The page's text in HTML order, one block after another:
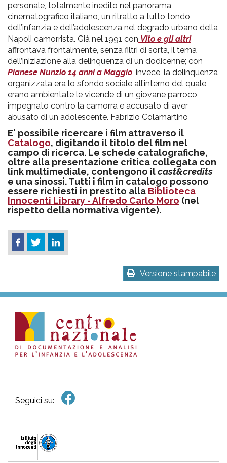
personale, totalmente inedito nel panorama
cinematografico italiano, un ritratto a tutto tondo
dell’infanzia e dell’adolescenza nel degrado urbano della
Napoli camorrista. Già nel 1991 con Vito e gli altri
affrontava frontalmente, senza filtri di sorta, il tema
dell’iniziazione alla delinquenza di un dodicenne; con
Pianese Nunzio 14 anni a Maggio, invece, la delinquenza
organizzata era lo sfondo sociale all’interno del quale
erano ambientate le vicende di un giovane parroco
impegnato contro la camorra e accusato di aver
abusato di un adolescente. Fabrizio Colamartino
E' possibile ricercare i film attraverso il
Catalogo, digitando il titolo del film nel
campo di ricerca. Le schede catalografiche,
oltre alla presentazione critica collegata con
link multimediale, contengono ilcast&credits
e una sinossi. Tutti i film in catalogo possono
essere richiesti in prestito alla Biblioteca
Innocenti Library - Alfredo Carlo Moro (nel
rispetto della normativa vigente).
Versione stampabile
Seguici su: